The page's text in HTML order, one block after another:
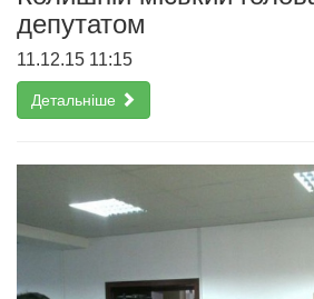
депутатом
11.12.15 11:15
Детальніше